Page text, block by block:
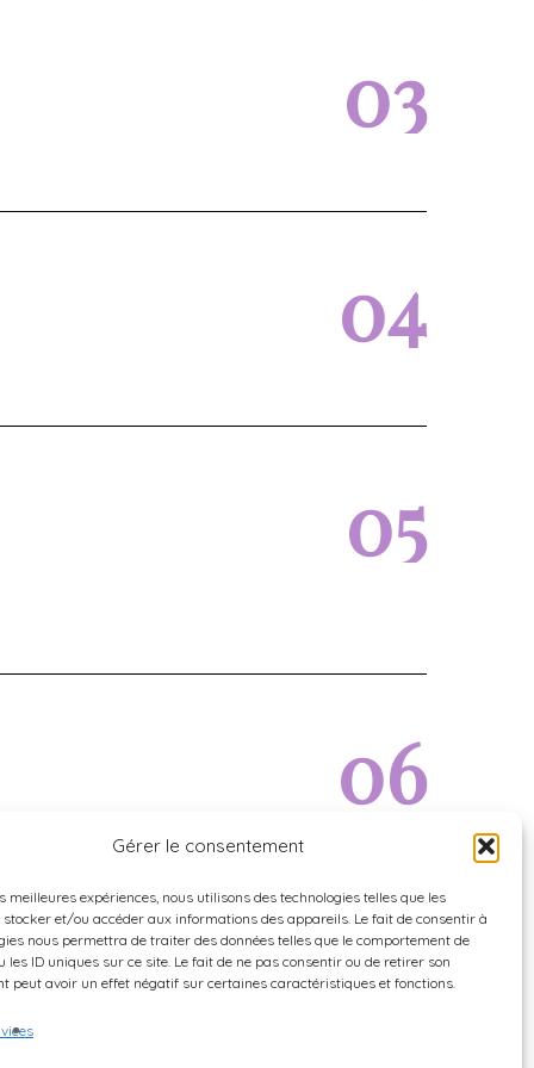
Gérer le consentement
meilleures expériences, nous utilisons des technologies telles que les
stocker et/ou accéder aux informations des appareils. Le fait de consentir à
nous permettra de traiter des données telles que le comportement de
les ID uniques sur ce site. Le fait de ne pas consentir ou de retirer son
peut avoir un effet négatif sur certaines caractéristiques et fonctions.
03
04
05
06
formation Charges de scolarité